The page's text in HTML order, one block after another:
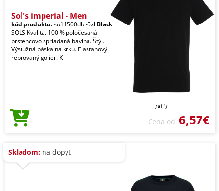
Sol's imperial - Men'
kód produktu:so11500dbl-5xl Black
SOLS Kvalita. 100 % poločesaná
prstencovo spriadaná bavlna. Štýl.
Výstužná páska na krku. Elastanový
rebrovaný golier. K
Cena od 6,57€
Skladom: na dopyt